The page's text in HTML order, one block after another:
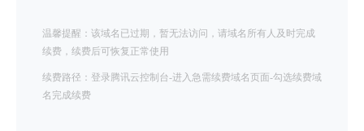
温馨提醒：该域名已过期，暂无法访问，请域名所有人及时完成
续费，续费后可恢复正常使用
续费路径：登录腾讯云控制台-进入急需续费域名页面-勾选续费域
名完成续费